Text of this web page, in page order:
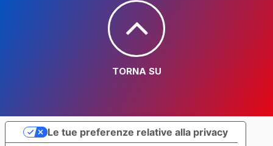
TORNA SU
Le tue preferenze relative alla privacy